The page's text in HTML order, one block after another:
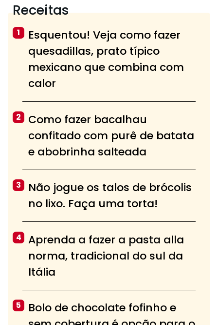
Receitas
1
Esquentou! Veja como fazer
quesadillas, prato típico
mexicano que combina com
calor
2
Como fazer bacalhau
confitado com purê de batata
e abobrinha salteada
3
Não jogue os talos de brócolis
no lixo. Faça uma torta!
4
Aprenda a fazer a pasta alla
norma, tradicional do sul da
Itália
5
Bolo de chocolate fofinho e